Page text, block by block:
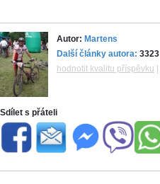
Autor: Martens
Další články autora: 3323
hodnotit kvalitu příspěvku
Sdílet s přáteli